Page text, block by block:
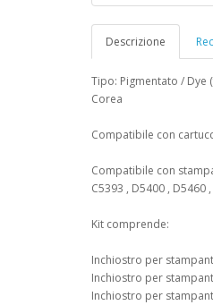
Descrizione
Tipo: Pigmentato / Dye
Corea
Compatibile con
Compatibile con
C5393 , D5400 , D5460
Kit comprende:
Inchiostro per
Inchiostro per
Inchiostro per